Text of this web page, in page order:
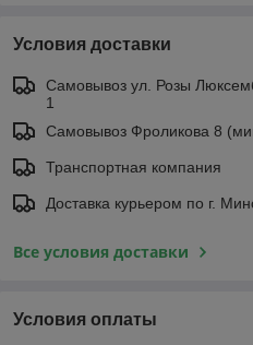
Условия доставки
Самовывоз ул. Розы
1
Самовывоз Фроликова 8
Транспортная компания
Доставка курьером по г.
Все условия доставки
Условия оплаты